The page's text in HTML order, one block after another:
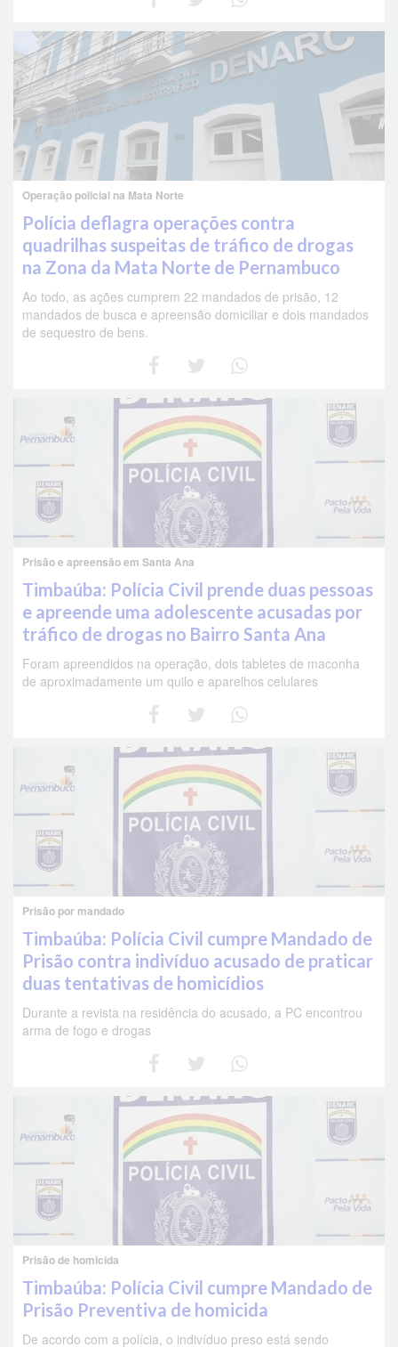
Operação policial na Mata Norte
Polícia deflagra operações contra
quadrilhas suspeitas de tráfico de drogas
na Zona da Mata Norte de Pernambuco
Ao todo, as ações cumprem 22 mandados de prisão, 12
mandados de busca e apreensão domiciliar e dois mandados
de sequestro de bens.
Prisão e apreensão em Santa Ana
Timbaúba: Polícia Civil prende duas pessoas
e apreende uma adolescente acusadas por
tráfico de drogas no Bairro Santa Ana
Foram apreendidos na operação, dois tabletes de maconha
de aproximadamente um quilo e aparelhos celulares
Prisão por mandado
Timbaúba: Polícia Civil cumpre Mandado de
Prisão contra indivíduo acusado de praticar
duas tentativas de homicídios
Durante a revista na residência do acusado, a PC encontrou
arma de fogo e drogas
Prisão de homicida
Timbaúba: Polícia Civil cumpre Mandado de
Prisão Preventiva de homicida
De acordo com a polícia, o indivíduo preso está sendo